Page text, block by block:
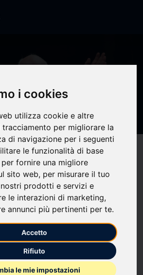
i cookies
utilizza cookie e altre
per migliorare la
di navigazione per i seguenti
le funzionalità di base
per fornire una migliore
sito web, per misurare il tuo
prodotti e servizi e
le interazioni di marketing,
annunci più pertinenti per te.
Accetto
Rifiuto
le mie impostazioni
- 5
con Camilleri -
Palermo
Sellerio
della nascita di Andrea Camilleri, il
in collaborazione con Sellerio
colazioni letterarie della domenica,
allo scrittore siciliano.
per cinque settimane, Pirrotta